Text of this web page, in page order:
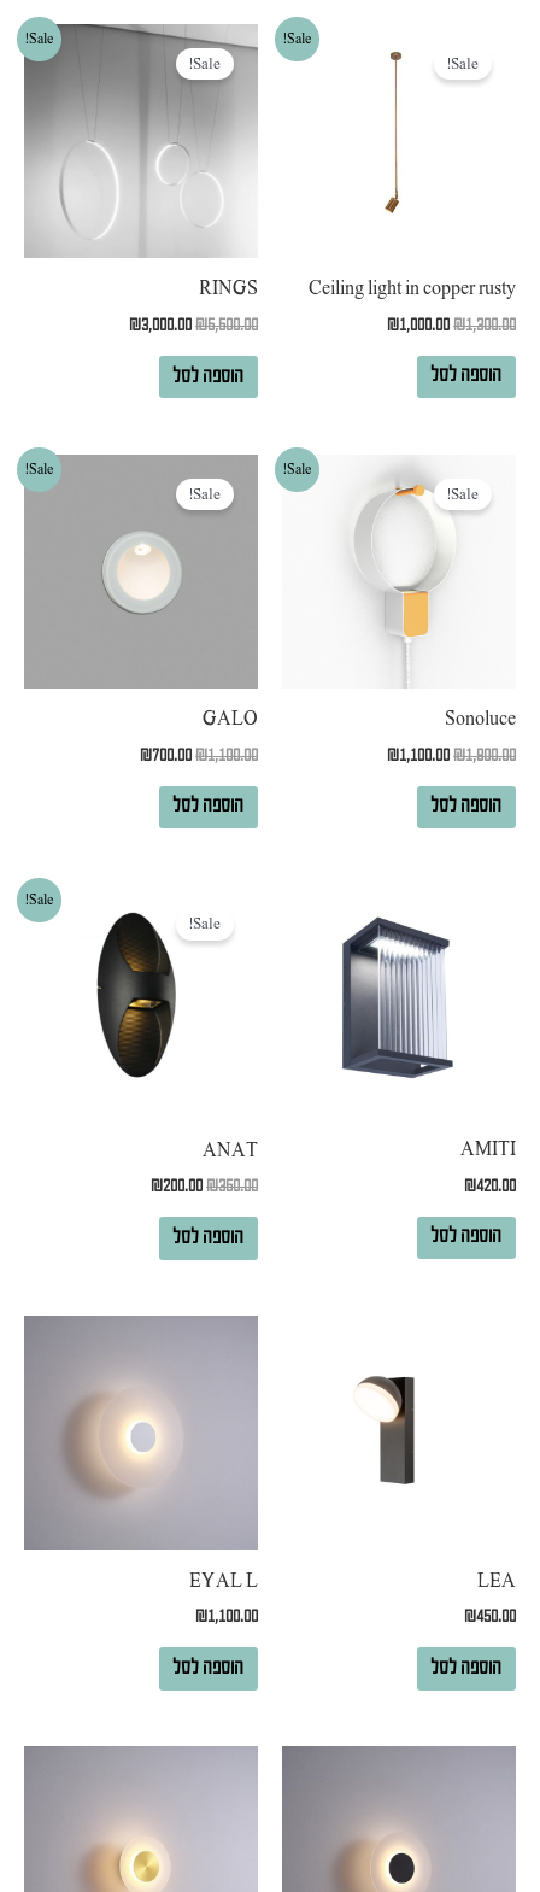
Sale!
Sale!
Ceiling light in copper rusty
₪1,300.00
המקורי
היה:
₪1,000.00
הוספה לסל
Sale!
Sale!
RINGS
₪5,500.00
המחיר
המקורי
היה:
₪3,000.00
המחיר
הוספה לסל
Sale!
Sale!
Sonoluce
₪1,800.00
המקורי
היה:
₪1,100.00
הוא:
₪1,100.00.
הוספה לסל
Sale!
Sale!
GALO
₪1,100.00
המקורי
היה:
₪1,100.00.
₪700.00
₪700.00.
הוספה לסל
AMITI
₪420.00
הוספה לסל
Sale!
Sale!
ANAT
₪350.00
המקורי
היה:
₪350.00.
₪200.00
הנוכחי
₪200.00.
הוספה לסל
LEA
₪450.00
הוספה לסל
EYAL L
₪1,100.00
הוספה לסל